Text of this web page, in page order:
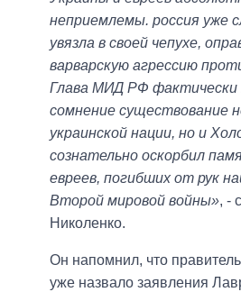
неприемлемы. россия уже
увязла в своей чепухе,
варварскую агрессию
Глава МИД РФ фактически
сомнение существование
украинской нации, но и
сознательно оскорбил
евреев, погибших от рук
Второй мировой войны», -
Николенко.
Он напомнил, что
уже назвало заявления